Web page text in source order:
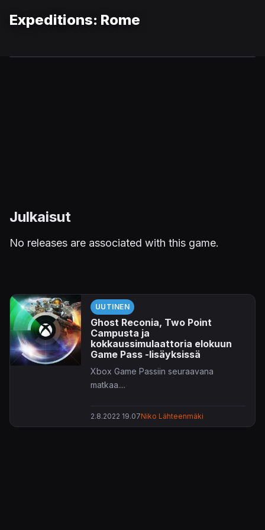
Expeditions: Rome
Julkaisut
No releases are associated with this game.
UUTINEN
Ghost Reconia, Two Point
Campusta ja
kokkaussimulaattoria elokuun
Game Pass -lisäyksissä
Xbox Game Passiin seuraavana
matkaa....
2.8.2022 19.07Niko Lähteenmäki